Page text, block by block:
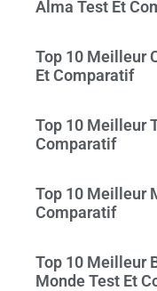
Alma Test Et
Top 10 Meilleur
Et Comparatif
Top 10 Meilleur
Comparatif
Top 10 Meilleur
Comparatif
Top 10 Meilleur
Monde Test Et